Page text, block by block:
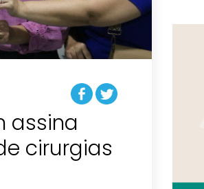
assina
cirurgias